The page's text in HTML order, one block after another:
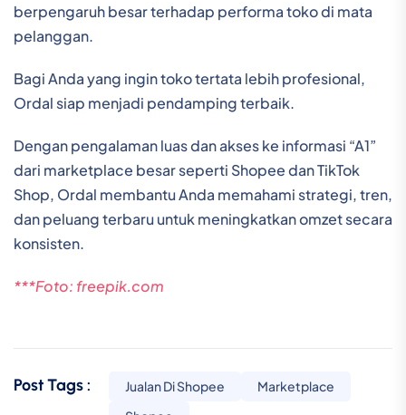
berpengaruh besar terhadap performa toko di mata
pelanggan.
Bagi Anda yang ingin toko tertata lebih profesional,
Ordal siap menjadi pendamping terbaik.
Dengan pengalaman luas dan akses ke informasi “A1”
dari marketplace besar seperti Shopee dan TikTok
Shop, Ordal membantu Anda memahami strategi, tren,
dan peluang terbaru untuk meningkatkan omzet secara
konsisten.
***Foto: freepik.com
Post Tags : Jualan Di Shopee
Marketplace